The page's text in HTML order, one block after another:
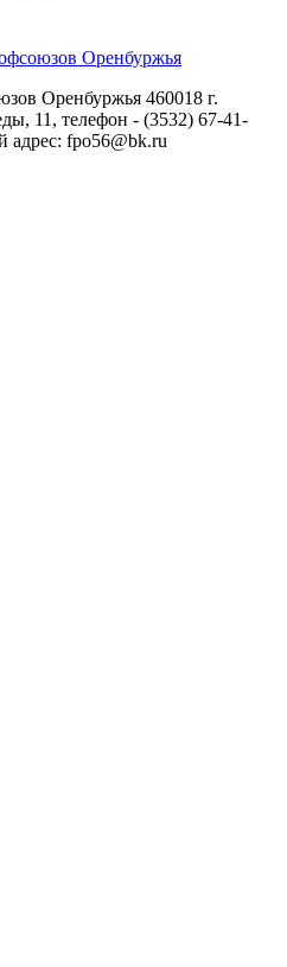
Оренбуржья 460018 г.
11, телефон - (3532) 67-41-
адрес: fpo56@bk.ru